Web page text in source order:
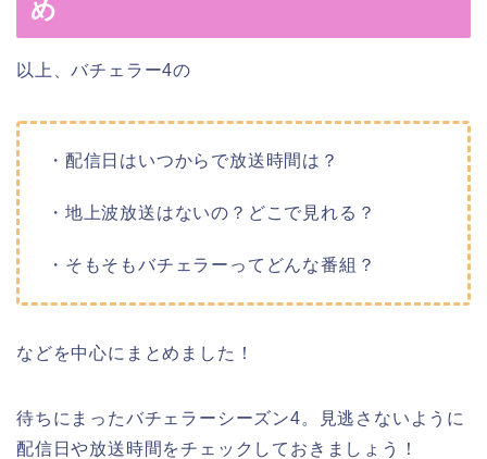
め
以上、バチェラー4の
・配信日はいつからで放送時間は？
・地上波放送はないの？どこで見れる？
・そもそもバチェラーってどんな番組？
などを中心にまとめました！
待ちにまったバチェラーシーズン4。見逃さないように
配信日や放送時間をチェックしておきましょう！